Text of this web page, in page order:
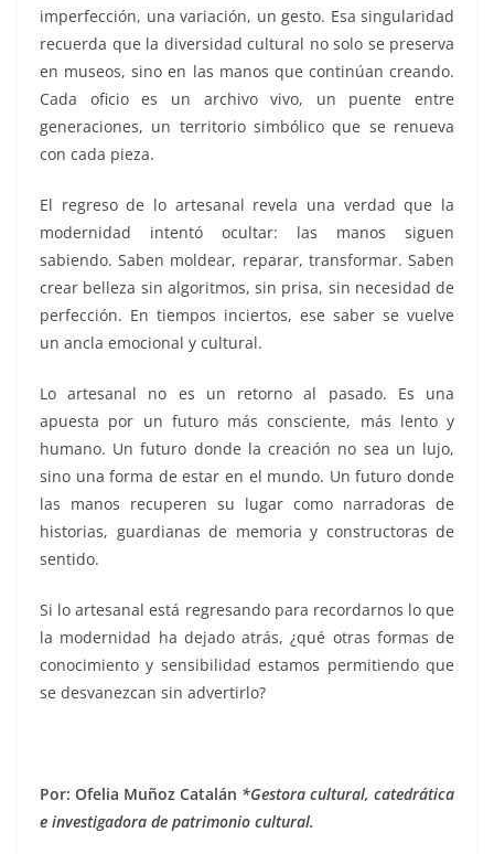
imperfección, una variación, un gesto. Esa singularidad
recuerda que la diversidad cultural no solo se preserva
en museos, sino en las manos que continúan creando.
Cada oficio es un archivo vivo, un puente entre
generaciones, un territorio simbólico que se renueva
con cada pieza.
El regreso de lo artesanal revela una verdad que la
modernidad intentó ocultar: las manos siguen
sabiendo. Saben moldear, reparar, transformar. Saben
crear belleza sin algoritmos, sin prisa, sin necesidad de
perfección. En tiempos inciertos, ese saber se vuelve
un ancla emocional y cultural.
Lo artesanal no es un retorno al pasado. Es una
apuesta por un futuro más consciente, más lento y
humano. Un futuro donde la creación no sea un lujo,
sino una forma de estar en el mundo. Un futuro donde
las manos recuperen su lugar como narradoras de
historias, guardianas de memoria y constructoras de
sentido.
Si lo artesanal está regresando para recordarnos lo que
la modernidad ha dejado atrás, ¿qué otras formas de
conocimiento y sensibilidad estamos permitiendo que
se desvanezcan sin advertirlo?
Por: Ofelia Muñoz Catalán *Gestora cultural, catedrática
e investigadora de patrimonio cultural.